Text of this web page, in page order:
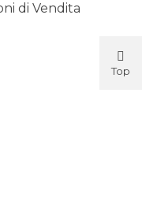
di Vendita
Top